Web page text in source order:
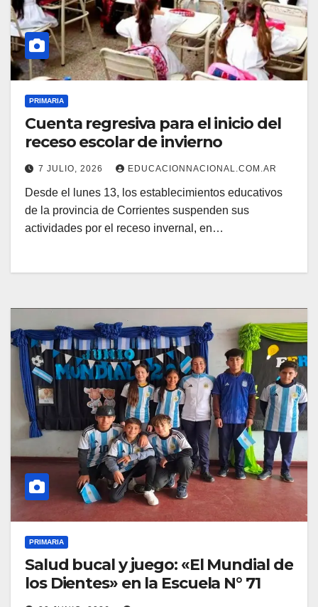
PRIMARIA
Cuenta regresiva para el inicio del
receso escolar de invierno
7 JULIO, 2026 EDUCACIONNACIONAL.COM.AR
Desde el lunes 13, los establecimientos educativos
de la provincia de Corrientes suspenden sus
actividades por el receso invernal, en…
PRIMARIA
Salud bucal y juego: «El Mundial de
los Dientes» en la Escuela N° 71